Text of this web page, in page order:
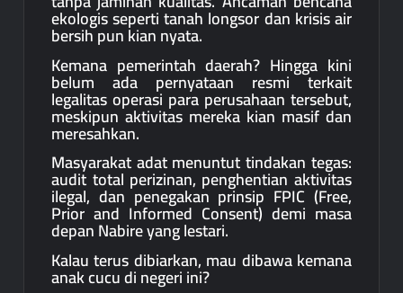
ekologis seperti tanah longsor dan krisis air
bersih pun kian nyata.
Kemana pemerintah daerah? Hingga kini
belum ada pernyataan resmi terkait
legalitas operasi para perusahaan tersebut,
meskipun aktivitas mereka kian masif dan
meresahkan.
Masyarakat adat menuntut tindakan tegas:
audit total perizinan, penghentian aktivitas
ilegal, dan penegakan prinsip FPIC (Free,
Prior and Informed Consent) demi masa
depan Nabire yang lestari.
Kalau terus dibiarkan, mau dibawa kemana
anak cucu di negeri ini?